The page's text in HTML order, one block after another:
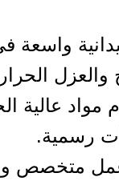
واسعة
مواد عالية
رسمية.
متخصص